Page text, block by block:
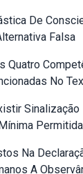
De
Falsa
Quatro
No
Sinalização
Permitida
Na
A